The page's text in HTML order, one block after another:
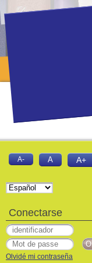
A- A A+
Conectarse
Olvidé mi contraseña